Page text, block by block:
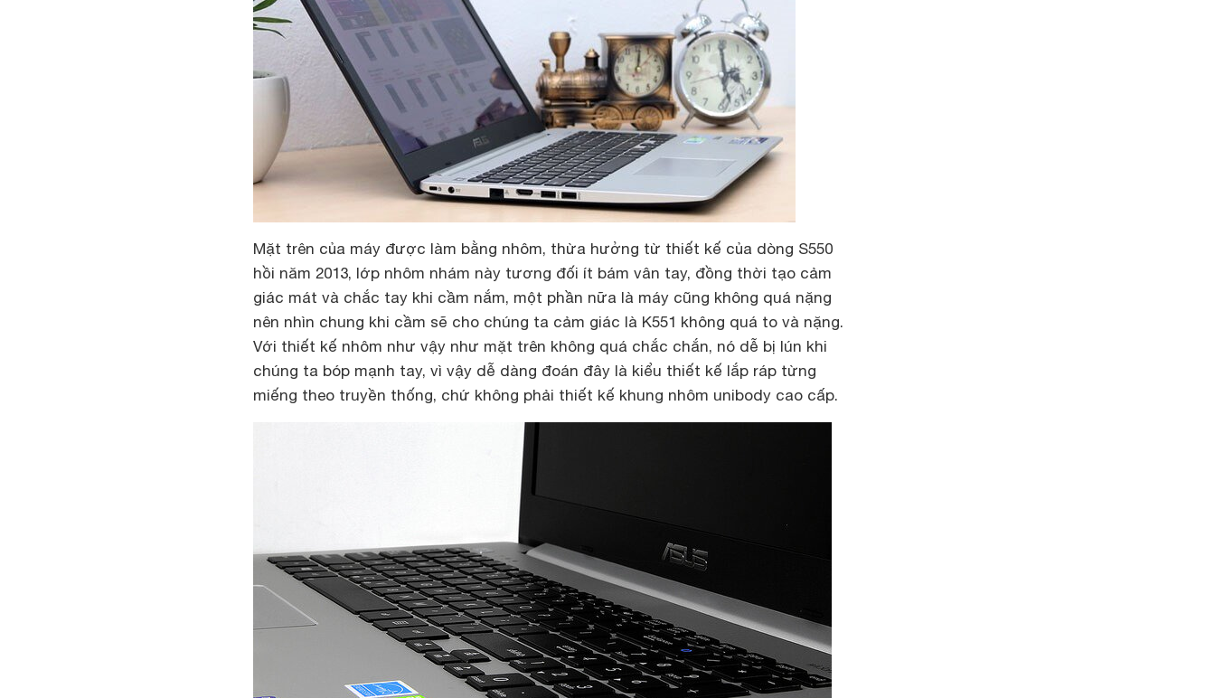
Mặt trên của máy được làm bằng nhôm, thừa hưởng từ thiết kế của dòng S550
hồi năm 2013, lớp nhôm nhám này tương đối ít bám vân tay, đồng thời tạo cảm
giác mát và chắc tay khi cầm nắm, một phần nữa là máy cũng không quá nặng
nên nhìn chung khi cầm sẽ cho chúng ta cảm giác là K551 không quá to và nặng.
Với thiết kế nhôm như vậy như mặt trên không quá chắc chắn, nó dễ bị lún khi
chúng ta bóp mạnh tay, vì vậy dễ dàng đoán đây là kiểu thiết kế lắp ráp từng
miếng theo truyền thống, chứ không phải thiết kế khung nhôm unibody cao cấp.